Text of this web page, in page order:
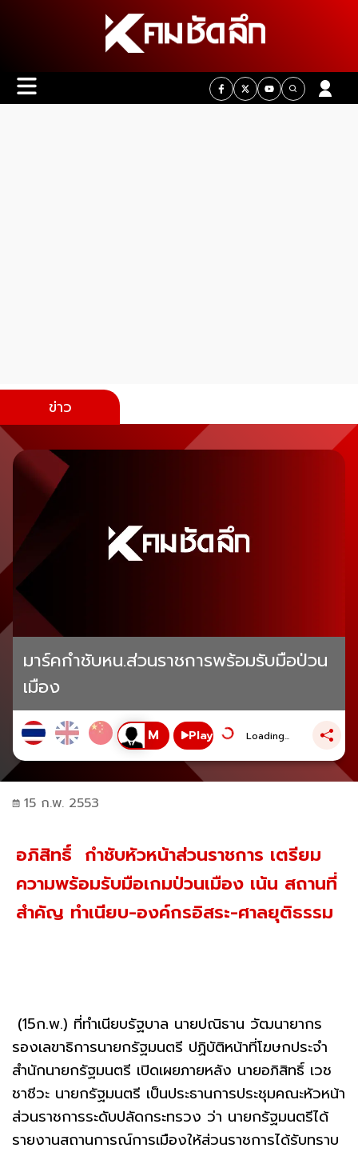
ข่าว
มาร์คกำชับหน.ส่วนราชการพร้อมรับมือป่วน
เมือง
Play Loading...
15 ก.พ. 2553
อภิสิทธิ์  กำชับหัวหน้าส่วนราชการ เตรียม
ความพร้อมรับมือเกมป่วนเมือง เน้น สถานที่
สำคัญ ทำเนียบ-องค์กรอิสระ-ศาลยุติธรรม
(15ก.พ.) ที่ทำเนียบรัฐบาล นายปณิธาน วัฒนายากร
รองเลขาธิการนายกรัฐมนตรี ปฏิบัติหน้าที่โฆษกประจำ
สำนักนายกรัฐมนตรี เปิดเผยภายหลัง นายอภิสิทธิ์ เวช
ชาชีวะ นายกรัฐมนตรี เป็นประธานการประชุมคณะหัวหน้า
ส่วนราชการระดับปลัดกระทรวง ว่า นายกรัฐมนตรีได้
รายงานสถานการณ์การเมืองให้ส่วนราชการได้รับทราบ